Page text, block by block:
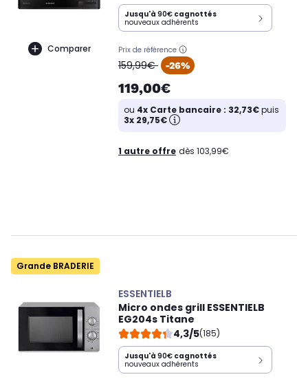
Comparer
Jusqu'à 90€ cagnottés
nouveaux adhérents
Prix de référence
oldPrice
159,99€ -26%
119,00€
ou 4x Carte bancaire : 32,73€puis
3x 29,75€
1 autre offre dès 103,99€
Grande BRADERIE
ESSENTIELB
Micro ondes grill ESSENTIELB
EG204s Titane
4,3/5(185)
Jusqu'à 90€ cagnottés
nouveaux adhérents